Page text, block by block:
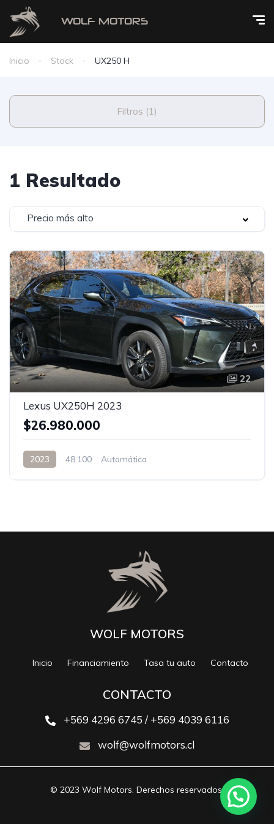
Inicio Stock UX250 H
Filtros (1)
1 Resultado
Precio más alto
22
Lexus UX250H 2023
$26.980.000
2023 48.100 Automática
WOLF MOTORS
Inicio Financiamiento Tasa tu auto Contacto
CONTACTO
+569 4296 6745 / +569 4039 6116
wolf@wolfmotors.cl
© 2023 Wolf Motors. Derechos reservados.